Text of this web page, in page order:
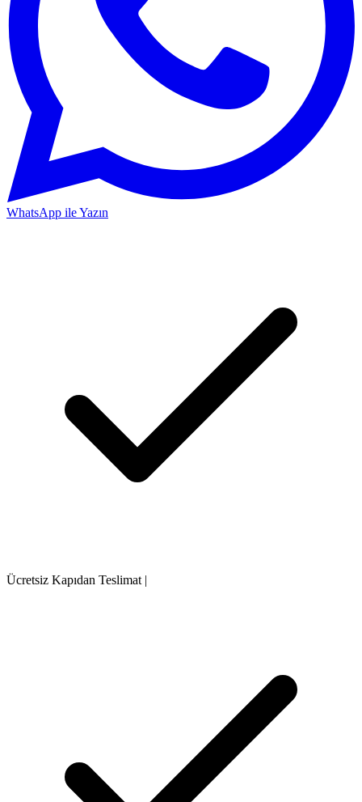
WhatsApp ile Yazın
Ücretsiz Kapıdan Teslimat |